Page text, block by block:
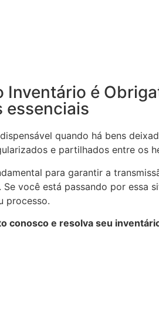
Inventário é
essenciais
quando há bens
e partilhados entre os
para garantir a
você está passando por essa
processo.
conosco e resolva seu